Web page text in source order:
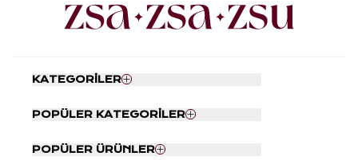
KATEGORİLER
Nevresim Seti
Tabaklar
POPÜLER KATEGORİLER
Kapı Önü Paspası
POPÜLER ÜRÜNLER